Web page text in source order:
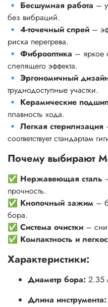
🔹 Бесшумная работа –
без вибраций.
🔹 4-точечный спрей –
риска перегрева.
🔹 Фиброоптика – яркое
слепящего эффекта.
🔹 Эргономичный
труднодоступные участки.
🔹 Керамические
плавность хода.
🔹 Легкая стерилизация
соответствует стандартам
Почему выбирают
✅ Нержавеющая сталь
прочность.
✅ Кнопочный зажим –
бора.
✅ Система очистки –
✅ Компактность и
Характеристики:
Диаметр бора: 2.35
Длина инструмента: